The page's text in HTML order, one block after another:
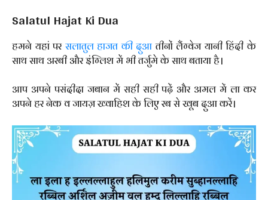
Salatul Hajat Ki Dua
हमने यहां परसलातुल हाजत की दुआतीनों लैंग्वेज यानी हिंदी के
साथ साथ अरबी और इंग्लिश में भी तर्जुमे के साथ बताया है।
आप अपने पसंदीदा जबान में सही सही पढ़ें और अमल में ला कर
अपने हर नेक व जायज़ ख्वाहिश के लिए रब से खूब दुआ करें।